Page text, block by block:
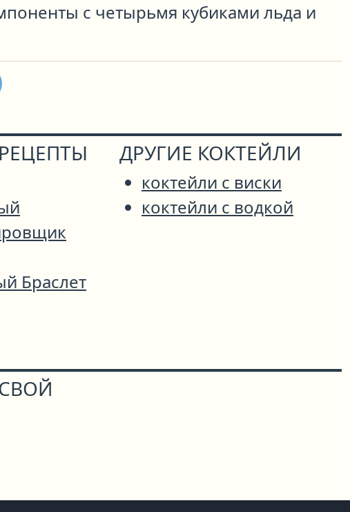
с четырьмя кубиками льда и
Браслет
ДРУГИЕ КОКТЕЙЛИ
коктейли с виски
коктейли с водкой